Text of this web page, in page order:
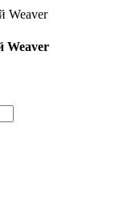
Weaver